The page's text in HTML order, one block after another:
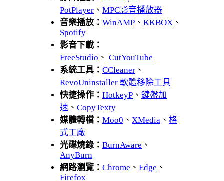
PotPlayer 、 MPC影音播放器
音樂播放： WinAMP 、 KKBOX 、
Spotify
影音下載：
FreeStudio 、 CutYouTube
系統工具： CCleaner 、
RevoUninstaller 軟體移除工具
快捷操作： HotkeyP 、 鍵盤加
速 、 CopyTexty
媒體轉檔： Moo0 、 XMedia 、 格
式工廠
光碟燒錄： BurnAware 、
AnyBurn
網路瀏覽： Chrome 、 Edge 、
Firefox